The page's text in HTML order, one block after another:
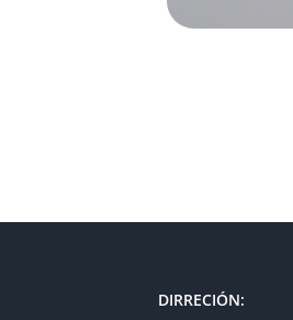
DIRRECIÓN: